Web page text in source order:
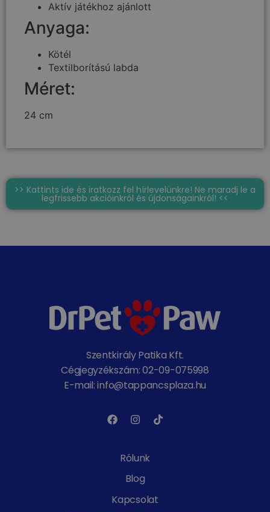
Aktív játékhoz ajánlott
Anyaga:
Kötél
Textilborítású labda
Méret:
24 cm
>> Kattints ide és iratkozz fel hírlevelünkre! Ne maradj le a
legfrissebb akcióinkról és újdonságainkról! <<
Szentkirály Patika Kft.
Cégjegyzékszám: 02-09-075998
E-mail: info@tappancsplaza.hu
Rólunk
Blog
Kapcsolat